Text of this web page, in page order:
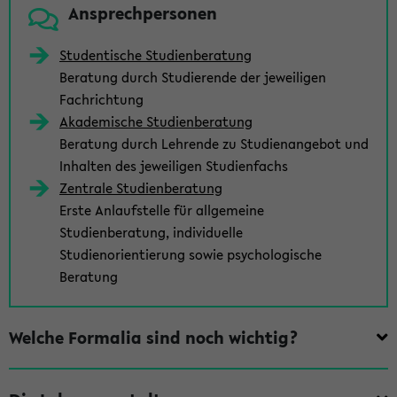
Ansprechpersonen
Studentische Studienberatung
Beratung durch Studierende der jeweiligen
Fachrichtung
Akademische Studienberatung
Beratung durch Lehrende zu Studienangebot und
Inhalten des jeweiligen Studienfachs
Zentrale Studienberatung
Erste Anlaufstelle für allgemeine
Studienberatung, individuelle
Studienorientierung sowie psychologische
Beratung
Welche Formalia sind noch wichtig?